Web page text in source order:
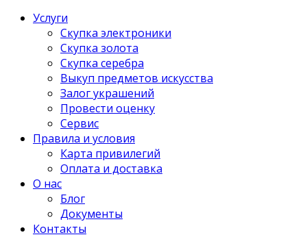
Услуги
Скупка электроники
Скупка золота
Скупка серебра
Выкуп предметов искусства
Залог украшений
Провести оценку
Сервис
Правила и условия
Карта привилегий
Оплата и доставка
О нас
Блог
Документы
Контакты